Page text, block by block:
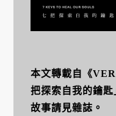
本文轉載自《
把探索自我的鑰
故事請見雜誌。